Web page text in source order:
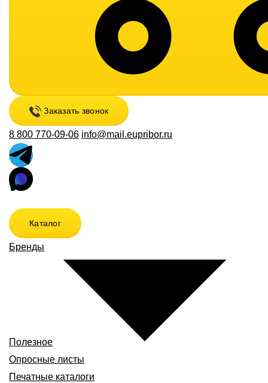
Заказать звонок
8 800 770-09-06 info@mail.eupribor.ru
Каталог
Бренды
Полезное
Опросные листы
Печатные каталоги